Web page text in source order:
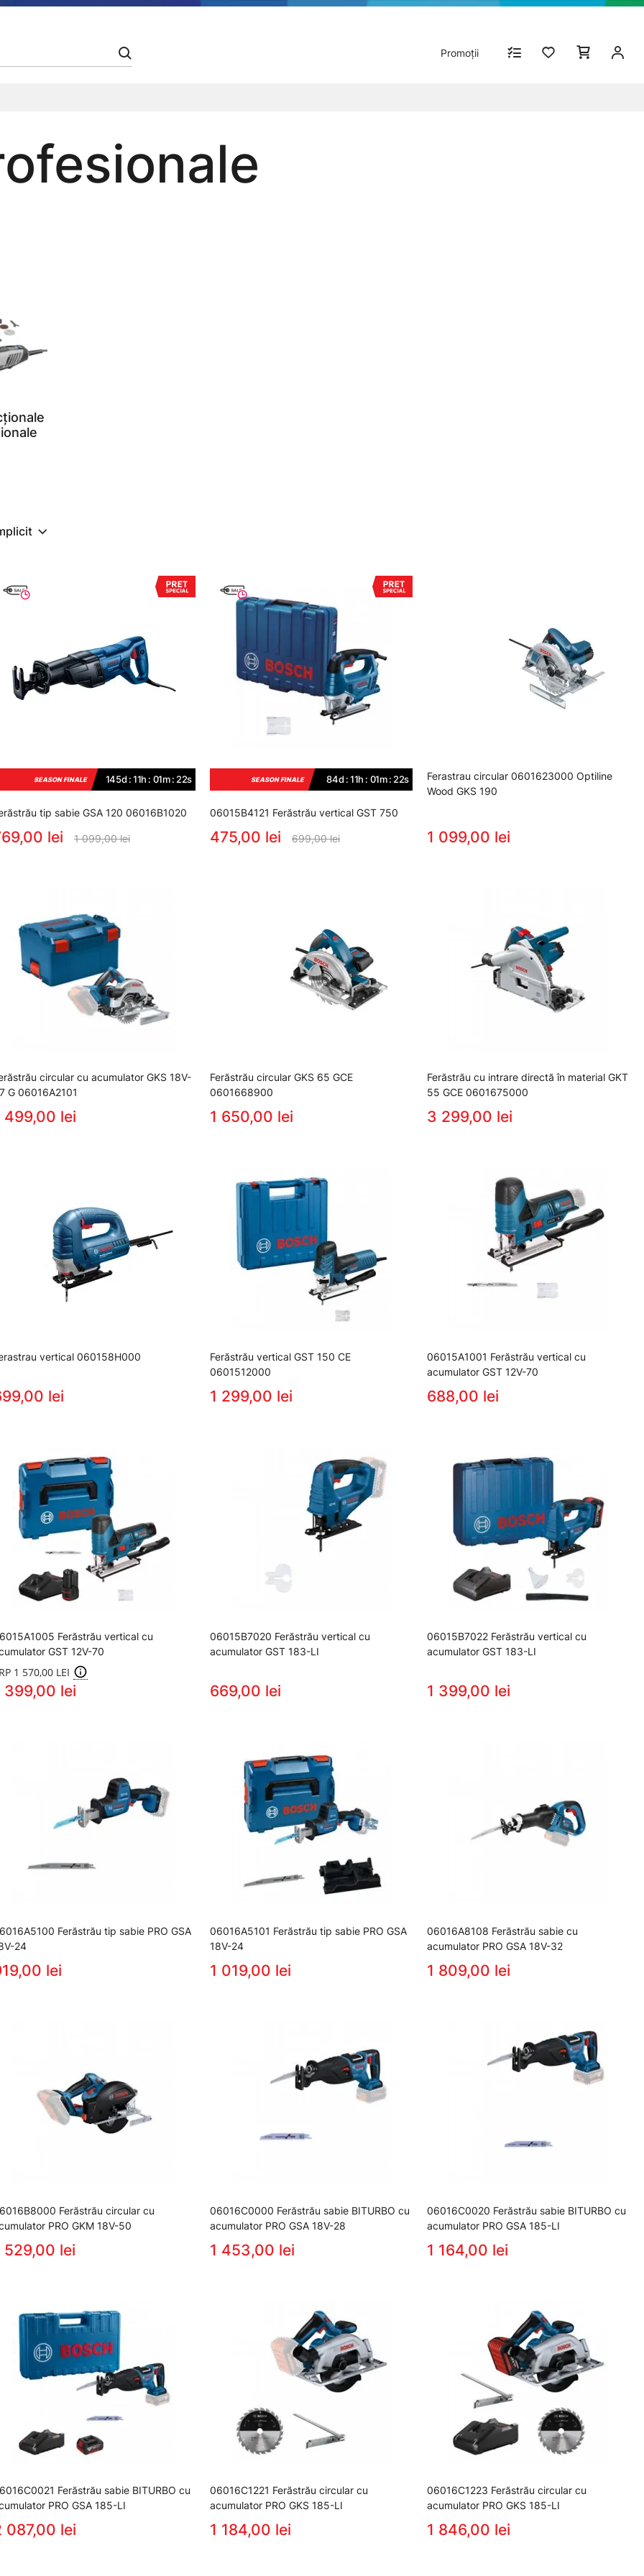
Promoții
SEASON FINALE 145d : 11h : 01m : 22s
tip sabie GSA 120 06016B1020
lei 1 099,00 lei
SEASON FINALE 84d : 11h : 01m : 22s
06015B4121 Ferăstrău vertical GST 750
475,00 lei 699,00 lei
Ferastrau circular 0601623000 Optiline
Wood GKS 190
1 099,00 lei
circular cu acumulator GKS 18V-
G 06016A2101
499,00 lei
Ferăstrău circular GKS 65 GCE
0601668900
1 650,00 lei
Ferăstrău cu intrare directă în material GKT
55 GCE 0601675000
3 299,00 lei
vertical 060158H000
lei
Ferăstrău vertical GST 150 CE
0601512000
1 299,00 lei
06015A1001 Ferăstrău vertical cu
acumulator GST 12V-70
688,00 lei
Ferăstrău vertical cu
GST 12V-70
1 570,00 LEI
399,00 lei
06015B7020 Ferăstrău vertical cu
acumulator GST 183-LI
669,00 lei
06015B7022 Ferăstrău vertical cu
acumulator GST 183-LI
1 399,00 lei
Ferăstrău tip sabie PRO GSA
24
lei
06016A5101 Ferăstrău tip sabie PRO GSA
18V-24
1 019,00 lei
06016A8108 Ferăstrău sabie cu
acumulator PRO GSA 18V-32
1 809,00 lei
Ferăstrău circular cu
PRO GKM 18V-50
529,00 lei
06016C0000 Ferăstrău sabie BITURBO cu
acumulator PRO GSA 18V-28
1 453,00 lei
06016C0020 Ferăstrău sabie BITURBO cu
acumulator PRO GSA 185-LI
1 164,00 lei
Ferăstrău sabie BITURBO cu
PRO GSA 185-LI
087,00 lei
06016C1221 Ferăstrău circular cu
acumulator PRO GKS 185-LI
1 184,00 lei
06016C1223 Ferăstrău circular cu
acumulator PRO GKS 185-LI
1 846,00 lei